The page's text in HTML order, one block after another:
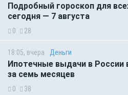
Подробный гороскоп для
сегодня — 7 августа
0 28
18:05, вчера Деньги
Ипотечные выдачи в России
за семь месяцев
0 38